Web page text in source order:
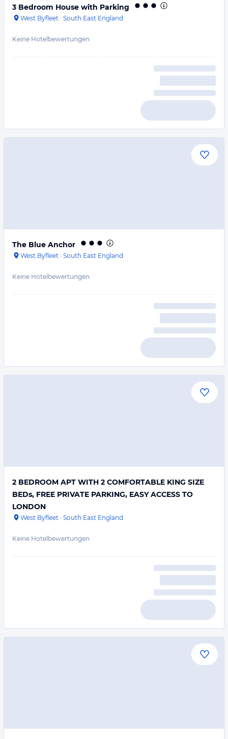
3 Bedroom House with Parking
West Byfleet · South East England
Keine Hotelbewertungen
The Blue Anchor
West Byfleet · South East England
Keine Hotelbewertungen
2 BEDROOM APT WITH 2 COMFORTABLE KING SIZE
BEDs, FREE PRIVATE PARKING, EASY ACCESS TO
LONDON
West Byfleet · South East England
Keine Hotelbewertungen